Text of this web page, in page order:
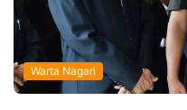
Warta Nagari